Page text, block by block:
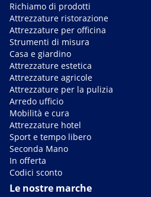
Richiamo di prodotti
Attrezzature ristorazione
Attrezzature per officina
Strumenti di misura
Casa e giardino
Attrezzature estetica
Attrezzature agricole
Attrezzature per la pulizia
Arredo ufficio
Mobilità e cura
Attrezzature hotel
Sport e tempo libero
Seconda Mano
In offerta
Codici sconto
Le nostre marche